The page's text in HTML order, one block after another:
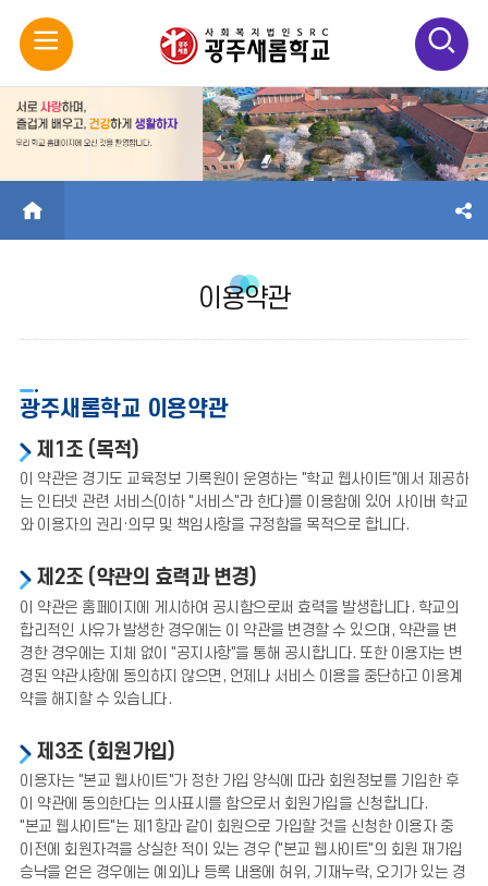
모
바
일
뉴
검
색
열
기
HOME
이용약관
광주새롬학교 이용약관
제1조 (목적)
이 약관은 경기도 교육정보 기록원이 운영하는 "학교 웹사이트"에서 제공하
는 인터넷 관련 서비스(이하 "서비스"라 한다)를 이용함에 있어 사이버 학교
와 이용자의 권리·의무 및 책임사항을 규정함을 목적으로 합니다.
제2조 (약관의 효력과 변경)
이 약관은 홈페이지에 게시하여 공시함으로써 효력을 발생합니다. 학교의
합리적인 사유가 발생한 경우에는 이 약관을 변경할 수 있으며, 약관을 변
경한 경우에는 지체 없이 "공지사항"을 통해 공시합니다. 또한 이용자는 변
경된 약관사항에 동의하지 않으면, 언제나 서비스 이용을 중단하고 이용계
약을 해지할 수 있습니다.
제3조 (회원가입)
이용자는 "본교 웹사이트"가 정한 가입 양식에 따라 회원정보를 기입한 후
이 약관에 동의한다는 의사표시를 함으로서 회원가입을 신청합니다.
"본교 웹사이트"는 제1항과 같이 회원으로 가입할 것을 신청한 이용자 중
이전에 회원자격을 상실한 적이 있는 경우 ("본교 웹사이트"의 회원 재가입
승낙을 얻은 경우에는 예외)나 등록 내용에 허위, 기재누락, 오기가 있는 경